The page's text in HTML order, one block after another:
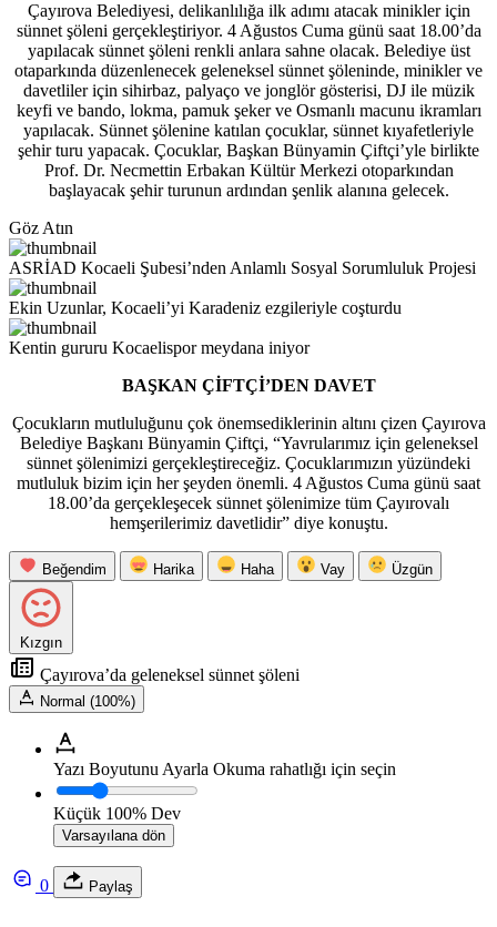
Çayırova Belediyesi, delikanlılığa ilk adımı atacak minikler için
sünnet şöleni gerçekleştiriyor. 4 Ağustos Cuma günü saat 18.00’da
yapılacak sünnet şöleni renkli anlara sahne olacak. Belediye üst
otaparkında düzenlenecek geleneksel sünnet şöleninde, minikler ve
davetliler için sihirbaz, palyaço ve jonglör gösterisi, DJ ile müzik
keyfi ve bando, lokma, pamuk şeker ve Osmanlı macunu ikramları
yapılacak. Sünnet şölenine katılan çocuklar, sünnet kıyafetleriyle
şehir turu yapacak. Çocuklar, Başkan Bünyamin Çiftçi’yle birlikte
Prof. Dr. Necmettin Erbakan Kültür Merkezi otoparkından
başlayacak şehir turunun ardından şenlik alanına gelecek.
Göz Atın
ASRİAD Kocaeli Şubesi’nden Anlamlı Sosyal Sorumluluk Projesi
Ekin Uzunlar, Kocaeli’yi Karadeniz ezgileriyle coşturdu
Kentin gururu Kocaelispor meydana iniyor
BAŞKAN ÇİFTÇİ’DEN DAVET
Çocukların mutluluğunu çok önemsediklerinin altını çizen Çayırova
Belediye Başkanı Bünyamin Çiftçi, “Yavrularımız için geleneksel
sünnet şölenimizi gerçekleştireceğiz. Çocuklarımızın yüzündeki
mutluluk bizim için her şeyden önemli. 4 Ağustos Cuma günü saat
18.00’da gerçekleşecek sünnet şölenimize tüm Çayırovalı
hemşerilerimiz davetlidir” diye konuştu.
Beğendim Harika Haha Vay Üzgün
Kızgın
Çayırova’da geleneksel sünnet şöleni
Normal (100%)
Yazı Boyutunu Ayarla Okuma rahatlığı için seçin
Küçük 100% Dev
Varsayılana dön
0 Paylaş